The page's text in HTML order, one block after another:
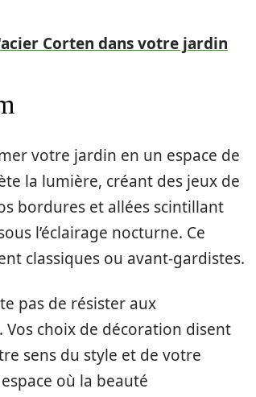
Corten dans votre jardin
votre jardin en un espace de
la lumière, créant des jeux de
bordures et allées scintillant
l’éclairage nocturne. Ce
classiques ou avant-gardistes.
pas de résister aux
choix de décoration disent
sens du style et de votre
où la beauté